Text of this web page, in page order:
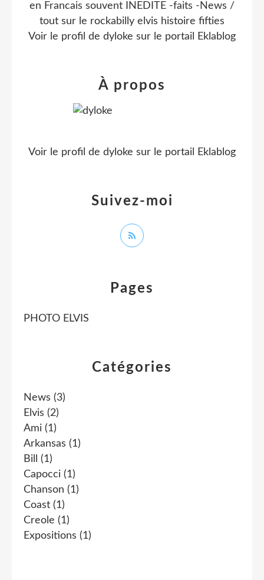
Catégories
News (3)
Elvis (2)
Ami (1)
Arkansas (1)
Bill
(1)
Capocci (1)
Chanson (1)
Coast (1)
Creole (1)
Expositions (1)
Pages
PHOTO ELVIS
en Francais souvent INEDITE -faits -News /
tout sur le rockabilly elvis histoire fifties
Voir le profil de dyloke sur le portail Eklablog
Suivez-moi
À propos
Voir le profil de dyloke sur le portail Eklablog